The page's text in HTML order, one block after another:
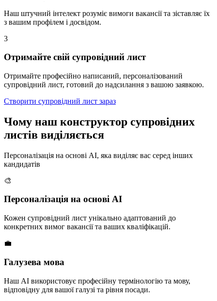
Наш штучний інтелект розуміє вимоги вакансії та зіставляє їх
з вашим профілем і досвідом.
3
Отримайте свій супровідний лист
Отримайте професійно написаний, персоналізований
супровідний лист, готовий до надсилання з вашою заявкою.
Створити супровідний лист зараз
Чому наш конструктор супровідних
листів виділяється
Персоналізація на основі AI, яка виділяє вас серед інших
кандидатів
🎨
Персоналізація на основі AI
Кожен супровідний лист унікально адаптований до
конкретних вимог вакансії та ваших кваліфікацій.
💼
Галузева мова
Наш AI використовує професійну термінологію та мову,
відповідну для вашої галузі та рівня посади.